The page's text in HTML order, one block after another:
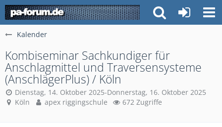
Kalender
Kombiseminar Sachkundiger für
Anschlagmittel und Traversensysteme
(AnschlägerPlus) / Köln
Dienstag, 14. Oktober 2025-Donnerstag, 16. Oktober 2025
Köln
apex riggingschule 672 Zugriffe